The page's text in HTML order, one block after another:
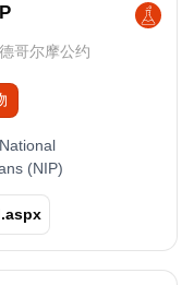
哥尔摩公约
National
(NIP)